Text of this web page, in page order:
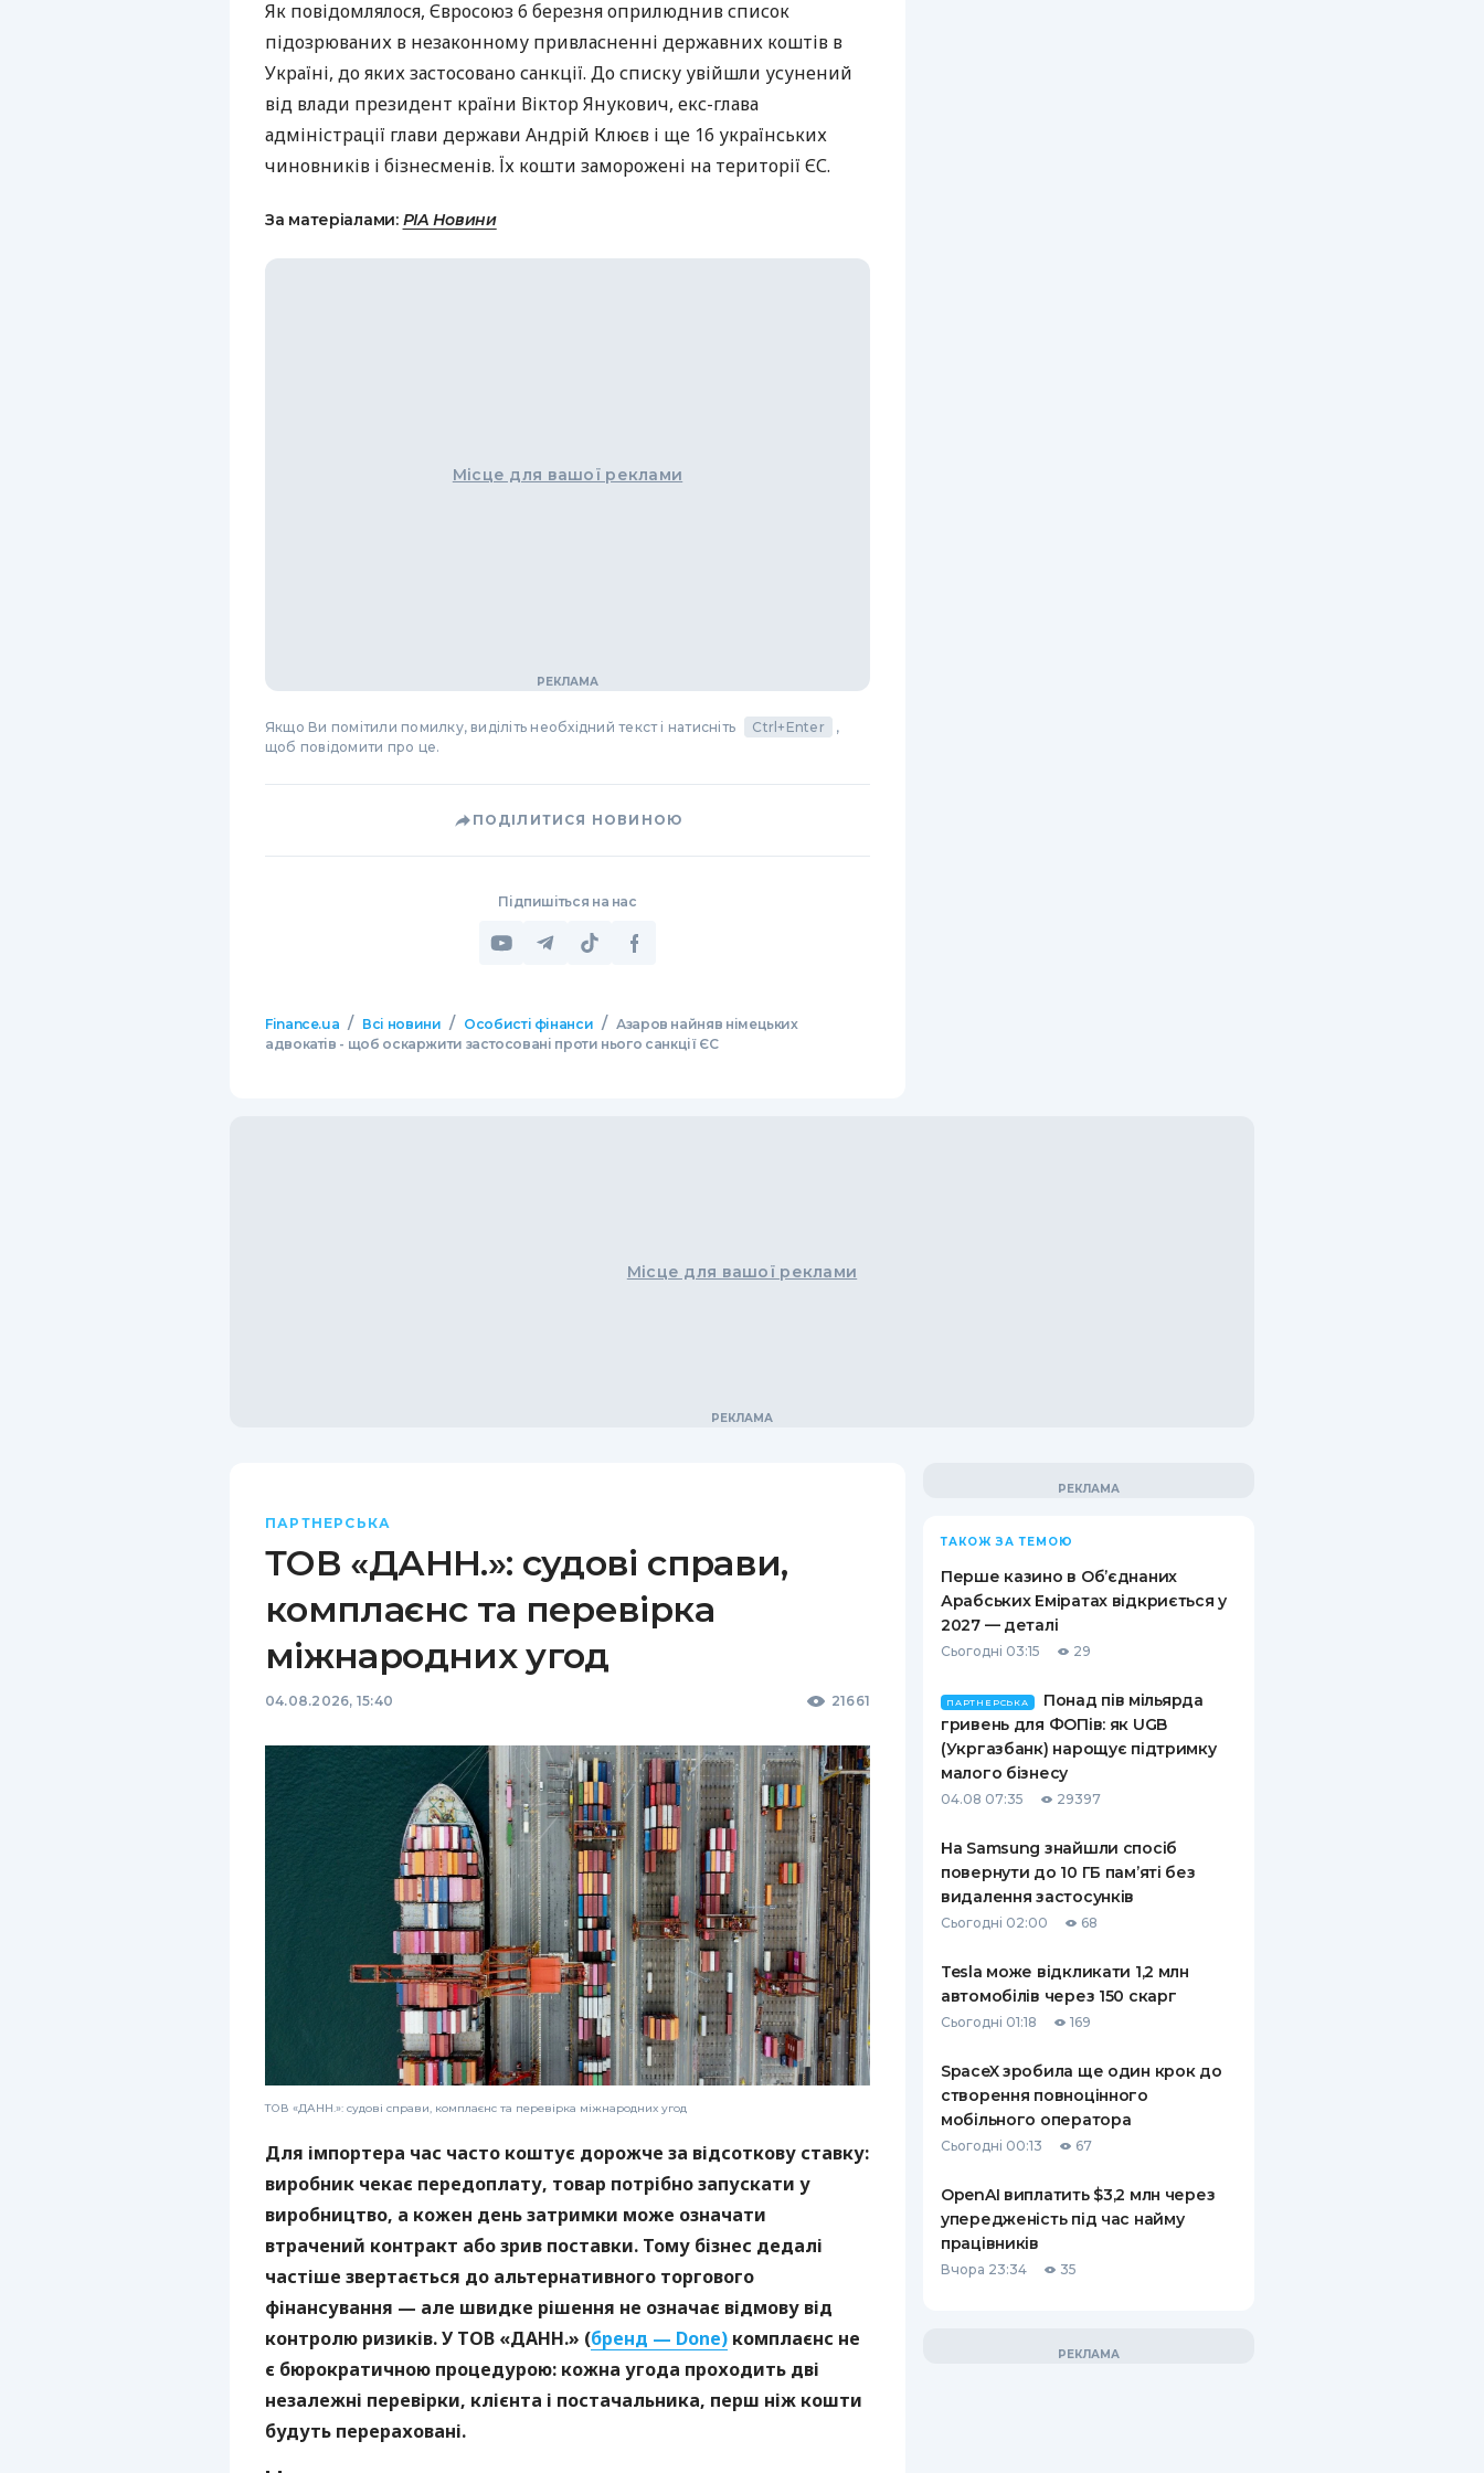
Як повідомлялося, Євросоюз 6 березня оприлюднив список
підозрюваних в незаконному привласненні державних коштів в
Україні, до яких застосовано санкції. До списку увійшли усунений
від влади президент країни Віктор Янукович, екс-глава
адміністрації глави держави Андрій Клюєв і ще 16 українських
чиновників і бізнесменів. Їх кошти заморожені на території ЄС.
За матеріалами: РІА Новини
Місце для вашої реклами
Якщо Ви помітили помилку, виділіть необхідний текст і натисніть Ctrl+Enter
,
щоб повідомити про це.
ПОДІЛИТИСЯ НОВИНОЮ
Підпишіться на нас
Finance.ua / Всі новини / Особисті фінанси / Азаров найняв німецьких
адвокатів - щоб оскаржити застосовані проти нього санкції ЄС
Місце для вашої реклами
ПАРТНЕРСЬКА
ТОВ «ДАНН.»: судові справи,
комплаєнс та перевірка
міжнародних угод
04.08.2026, 15:40 21661
ТОВ «ДАНН.»: судові справи, комплаєнс та перевірка міжнародних угод
Для імпортера час часто коштує дорожче за відсоткову ставку:
виробник чекає передоплату, товар потрібно запускати у
виробництво, а кожен день затримки може означати
втрачений контракт або зрив поставки. Тому бізнес дедалі
частіше звертається до альтернативного торгового
фінансування — але швидке рішення не означає відмову від
контролю ризиків. У ТОВ «ДАНН.» (бренд — Done) комплаєнс не
є бюрократичною процедурою: кожна угода проходить дві
незалежні перевірки, клієнта і постачальника, перш ніж кошти
будуть перераховані.
ТАКОЖ ЗА ТЕМОЮ
Перше казино в Об’єднаних
Арабських Еміратах відкриється у
2027 — деталі
Сьогодні 03:15 29
ПАРТНЕРСЬКА
Понад пів мільярда
гривень для ФОПів: як UGB
(Укргазбанк) нарощує підтримку
малого бізнесу
04.08 07:35 29397
На Samsung знайшли спосіб
повернути до 10 ГБ пам’яті без
видалення застосунків
Сьогодні 02:00 68
Tesla може відкликати 1,2 млн
автомобілів через 150 скарг
Сьогодні 01:18 169
SpaceX зробила ще один крок до
створення повноцінного
мобільного оператора
Сьогодні 00:13 67
OpenAI виплатить $3,2 млн через
упередженість під час найму
працівників
Вчора 23:34 35